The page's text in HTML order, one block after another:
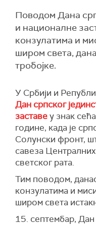
Поводом Дана
и националне
конзулатима и
широм света,
тробојке.
У Србији и
Дан српског
заставеу знак
године, када је
Солунски фронт,
савеза
светског рата.
Тим поводом,
конзулатима и
широм света
15. септембaр, Дан